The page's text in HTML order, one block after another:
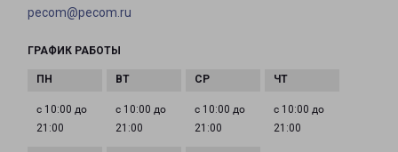
pecom@pecom.ru
ГРАФИК РАБОТЫ
с 10:00 до
21:00
с 10:00 до
21:00
с 10:00 до
21:00
с 10:00 до
21:00